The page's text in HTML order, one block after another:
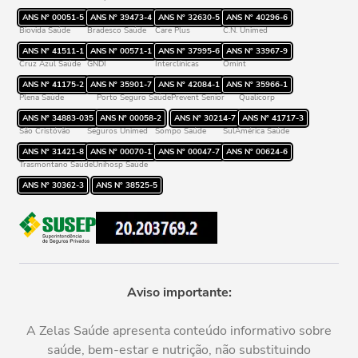
Rede credenciada
ANS Nº 00051-5 ANS Nº 39473-4 ANS Nº 32630-5 ANS Nº 40296-6
Biovida Saúde
ANS Nº 41511-1
Bradesco Saúde
ANS Nº 00571-1
Care Plus
ANS Nº 37995-6
C.N. Unimed
ANS Nº 33967-9
Cruz Azul Saúde
ANS Nº 41175-2
GNDI
ANS Nº 35901-7
Interclínicas
ANS Nº 42084-1
Omint
ANS Nº 35966-1
Plena Saúde
ANS Nº 34883-035
Porto Seguro Saúde
ANS Nº 00058-2
Prevent Senior
ANS Nº 30214-7
Qualicorp
ANS Nº 41717-3
São Cristóvão
ANS Nº 31421-8
Seguros Unimed
ANS Nº 00070-1
Sompo Saúde
ANS Nº 00047-7
SulAmérica Saúde
ANS Nº 00624-6
Trasmontano Saúde
ANS Nº 30362-3
Unihosp Saúde
ANS Nº 38525-5
Aviso importante:
A Zelas Saúde apresenta conteúdo informativo sobre
saúde, bem-estar e nutrição, não substituindo